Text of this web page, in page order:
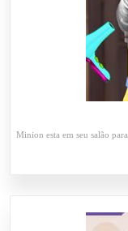
Minion esta em seu salão